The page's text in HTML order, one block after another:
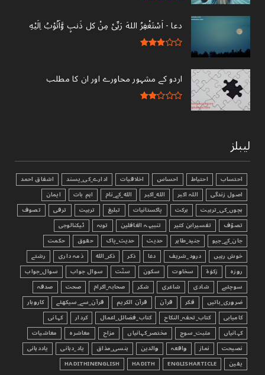
دعا - ‎اَسْتَغْفِرُ اللهَ رَبِّىْ مِنْ کل ذَنبٍ وَّاَتُوْبُ اِلَيْهِ
اردو کے مشہور محاورے اور ان کا مطلب
لیبلز
احتساب احتیاط احساس اخلاقیات ادارے_کی_پسند
اشفاق احمد
اصول زندگی
اللہ اکبر الله_اکبر الله_کے_نام اہم بات
ایمان
بچوں_کی_تربیت
برکت پاکستانیات تبليغ تربیت ترقی
تصوف
تصوّف
تفسیرابن کثیر تنبیہہ الغافلین توبہ
ٹیکنالوجی
جان_کے_جیو
جنید_طاہر حدیث حدیث_پاک حقوق
حکمت
خوش رہیں
درود_شریف دعا ذکر ذکر_الله ذمہ داری
رشتے
روزہ
زکوٰۃ سخاوت سکون سنّت سوال جواب
سوال_جواب
سوچئیے
شادی شاعری شکر صحابہ_اکرام صحت
صدقہ
ضروری_باتیں
فکر قرآن قرآن الکریم قرآن_سے_سیکھئے
کاروبار
کامیابی
کتاب_تحفہ_النکاح کتاب_فضائل_اعمال کردار
کہانی
کہانیاں
مثبت_سوچ مختصر_کہانیاں مزاح معاشرہ
معاشیات
نصیحت
نماز واقعہ والدین ہنسی_مذاق یاد_دہانی
یاددہانی
یقین
ENGLISHARTICLE
HADITH
HADITHINENGLISH